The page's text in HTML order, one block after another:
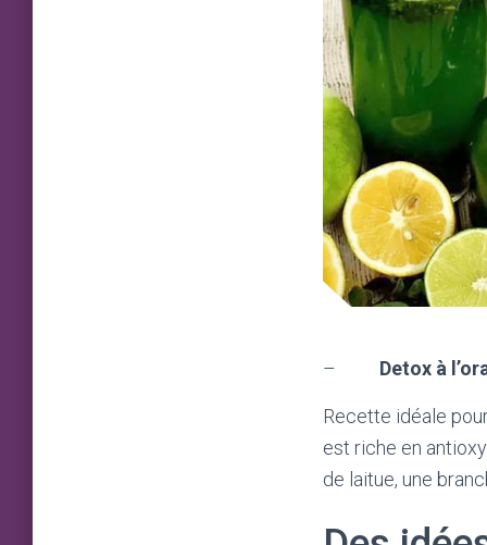
– Detox à
Recette idéale
est riche en
de laitue, une